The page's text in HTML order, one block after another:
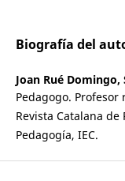
Biografía del
Joan Rué Domingo,
Pedagogo.
Revista Catalana
Pedagogía, IEC.